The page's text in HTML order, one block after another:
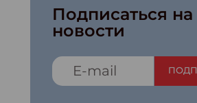
Подписаться на
новости